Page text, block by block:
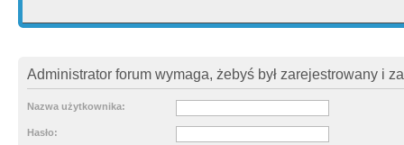
Administrator forum wymaga, żebyś był zarejestrowany i
Nazwa użytkownika:
Hasło: